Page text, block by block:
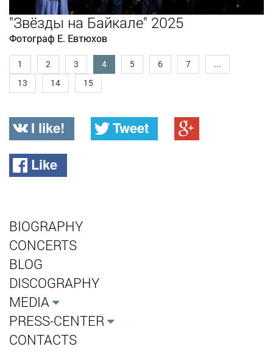
"Звёзды на Байкале" 2025
Фотограф Е. Евтюхов
1 2 3 4 5 6 7
...
13
14 15
I like!
Tweet
Like
BIOGRAPHY
CONCERTS
BLOG
DISCOGRAPHY
MEDIA
PRESS-CENTER
CONTACTS